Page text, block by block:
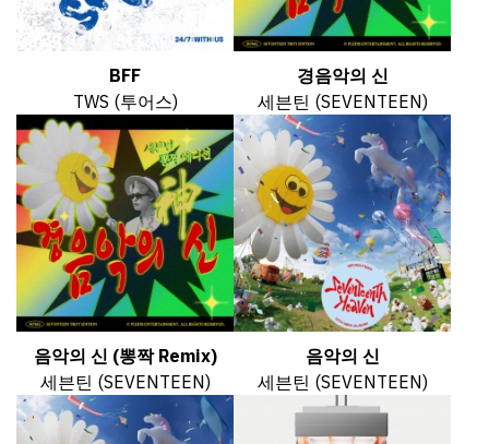
BFF
TWS (투어스)
경음악의 신
세븐틴 (SEVENTEEN)
음악의 신 (뽕짝 Remix)
세븐틴 (SEVENTEEN)
음악의 신
세븐틴 (SEVENTEEN)